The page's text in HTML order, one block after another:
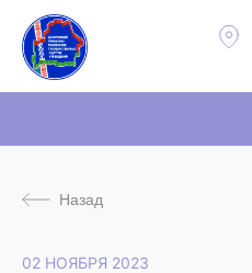
Назад
02 НОЯБРЯ 2023